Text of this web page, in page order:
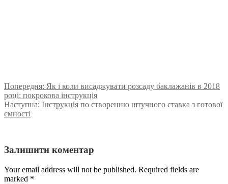
Попередня: Як і коли висаджувати розсаду баклажанів в 2018
році: покрокова інструкція
Наступна: Інструкція по створенню штучного ставка з готової
ємності
Залишити коментар
Your email address will not be published. Required fields are
marked *